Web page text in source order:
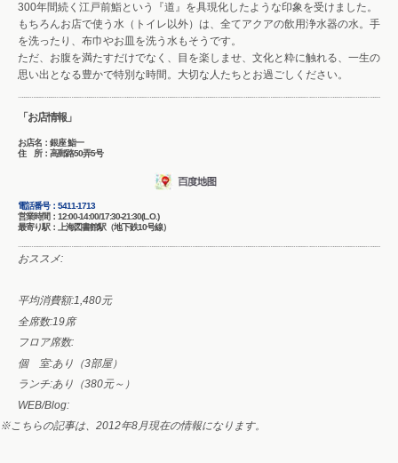
300年間続く江戸前鮨という『道』を具現化したような印象を受けました。
もちろんお店で使う水（トイレ以外）は、全てアクアの飲用浄水器の水。手
を洗ったり、布巾やお皿を洗う水もそうです。
ただ、お腹を満たすだけでなく、目を楽しませ、文化と粋に触れる、一生の
思い出となる豊かで特別な時間。大切な人たちとお過ごしください。
「お店情報」
お店名：銀座 鮨一
住 所：高郵路50弄5号
電話番号： 5411-1713
営業時間：12:00-14:00/17:30-21:30(L.O.)
最寄り駅：上海図書館駅（地下鉄10号線）
おススメ:
平均消費額:1,480元
全席数:19席
フロア席数:
個 室:あり（3部屋）
ランチ:あり（380元～）
WEB/Blog:
※こちらの記事は、2012年8月現在の情報になります。